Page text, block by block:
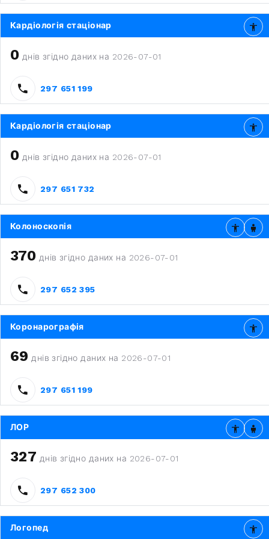
Кардіологія стаціонар
0 днів згідно даних на 2026-07-01
297 651 199
Кардіологія стаціонар
0 днів згідно даних на 2026-07-01
297 651 732
Колоноскопія
370 днів згідно даних на 2026-07-01
297 652 395
Коронарографія
69 днів згідно даних на 2026-07-01
297 651 199
ЛОР
327 днів згідно даних на 2026-07-01
297 652 300
Логопед